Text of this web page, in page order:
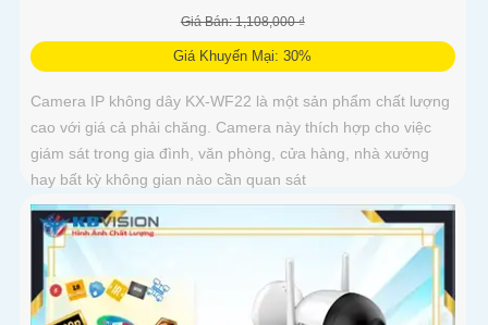
Giá Bán: 1,108,000 ₫
Giá Khuyến Mại: 30%
Camera IP không dây KX-WF22 là một sản phẩm chất lượng
cao với giá cả phải chăng. Camera này thích hợp cho việc
giám sát trong gia đình, văn phòng, cửa hàng, nhà xưởng
hay bất kỳ không gian nào cần quan sát